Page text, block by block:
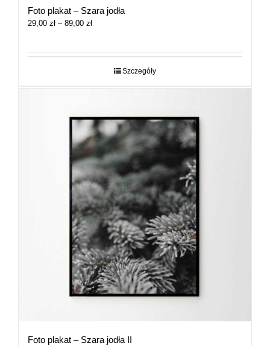
Foto plakat – Szara jodła
29,00 zł – 89,00 złZakres
29,00 zł
Szczegóły
Foto plakat – Szara jodła II